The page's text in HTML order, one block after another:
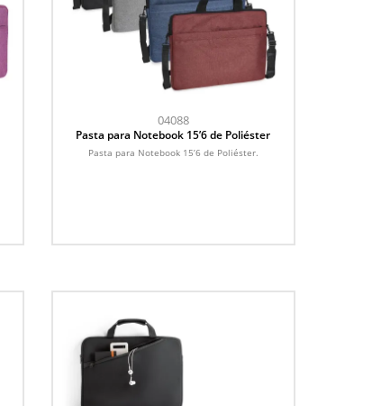
04088
Pasta para Notebook 15’6 de Poliéster
Pasta para Notebook 15’6 de Poliéster.